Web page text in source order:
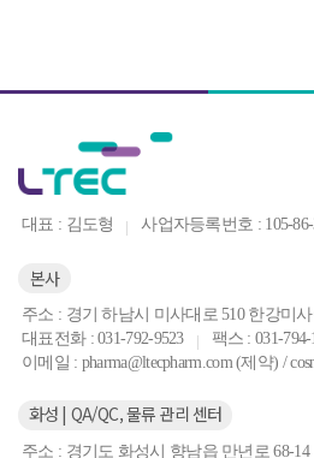
대표 : 김도형 사업자등록번호 : 105-86-
본사
주소 : 경기 하남시 미사대로 510 한강미
대표전화 : 031-792-9523
팩스 : 031-794-
이메일 : pharma@ltecpharm.com (제약) /
화성 | QA/QC, 물류 관리 센터
주소 : 경기도 화성시 향남읍 만년로 68-14